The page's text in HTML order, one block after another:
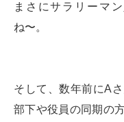
まさにサラリーマ
ね〜。
そして、数年前にA
部下や役員の同期の